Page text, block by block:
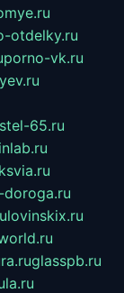
otdelky.ru
porno-vk.ru
65.ru
lovinskix.ru
glasspb.ru